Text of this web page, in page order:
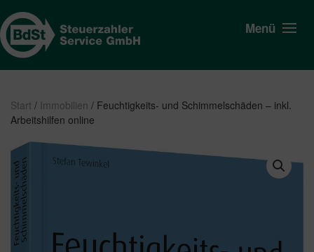
Menü
Start / Immobilien / Feuchtigkeits- und Schimmelschäden – inkl.
Arbeitshilfen online